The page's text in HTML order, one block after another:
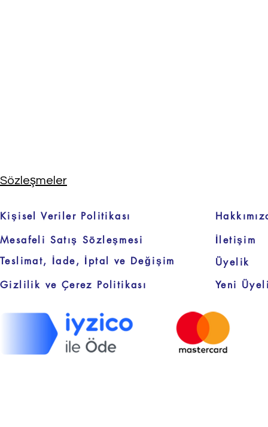
Sözleşmeler
Kişisel Veriler Politikası
Mesafeli Satış Sözleşmesi
Teslimat, İade, İptal ve Değişim
Gizlilik ve Çerez Politikası
İletişim
Üyelik
Yeni